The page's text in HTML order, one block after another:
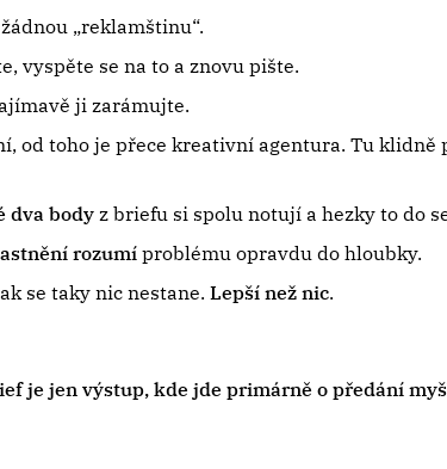
„reklamštinu“.
vyspěte se na to a znovu pište.
ji zarámujte.
od toho je přece kreativní agentura. Tu klidně
dva bodyz briefu si spolu notují a hezky to do
rozumíproblému opravdu do hloubky.
se taky nic nestane. Lepší než nic.
je jen výstup, kde jde primárně o předání